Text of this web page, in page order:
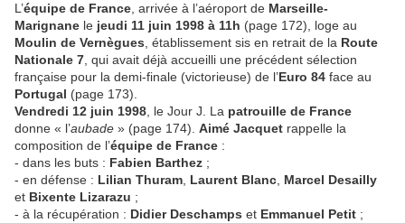
L’équipe de France , arrivée à l’aéroport de Marseille-
Marignane le jeudi 11 juin 1998 à 11h (page 172), loge au
Moulin de Vernègues , établissement sis en retrait de la Route
Nationale 7 , qui avait déjà accueilli une précédent sélection
française pour la demi-finale (victorieuse) de l’Euro 84 face au
Portugal (page 173).
Vendredi 12 juin 1998 , le Jour J. La patrouille de France
donne « l’aubade » (page 174). Aimé Jacquet rappelle la
composition de l’équipe de France :
- dans les buts : Fabien Barthez ;
- en défense : Lilian Thuram Laurent Blanc Marcel Desailly
et Bixente Lizarazu ;
- à la récupération : Didier Deschamps et Emmanuel Petit ;